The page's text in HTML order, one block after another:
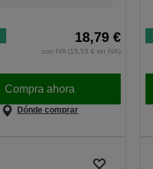
18,79 €
con IVA (15,53 € sin IVA)
Compra ahora
Dónde comprar